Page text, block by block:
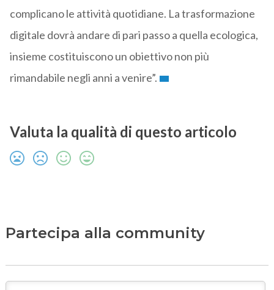
complicano le attività quotidiane. La trasformazione
digitale dovrà andare di pari passo a quella ecologica,
insieme costituiscono un obiettivo non più
rimandabile negli anni a venire”.
Valuta la qualità di questo articolo
Partecipa alla community